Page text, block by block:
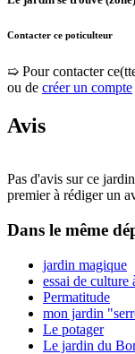
Contacter ce poticulteur
➯ Pour contacter
ou de créer un compte
Avis
Pas d'avis sur ce
premier à rédiger un
Dans le même
jardin magique
essai de culture
Permatitude
mon jardin
Le potager
Le jardin du